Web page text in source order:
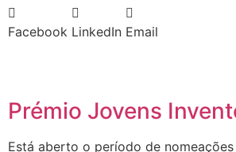
Facebook LinkedIn Email
Prémio Jovens
Está aberto o período de